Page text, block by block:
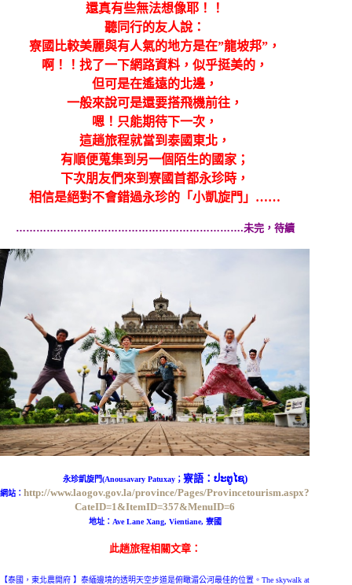
還真有些無法想像耶！！
聽同行的友人說：
寮國比較美麗與有人氣的地方是在”龍坡邦”，
啊！！找了一下網路資料，似乎挺美的，
但可是在遙遠的北邊，
一般來說可是還要搭飛機前往，
嗯！只能期待下一次，
這趟旅程就當到泰國東北，
有順便蒐集到另一個陌生的國家；
下次朋友們來到寮國首都永珍時，
相信是絕對不會錯過永珍的「小凱旋門」……
………………………………………………………….未完，待續
永珍凱旋門(Anousavary Patuxay； 寮語：ປະຕູໄຊ)
網站： http://www.laogov.gov.la/province/Pages/Provincetourism.aspx?
CateID=1&ItemID=357&MenuID=6
地址： Ave Lane Xang, Vientiane, 寮國
此趟旅程相關文章：
【泰國，東北農開府 】泰緬邊境的透明天空步道是俯瞰湄公河最佳的位置。The skywalk at